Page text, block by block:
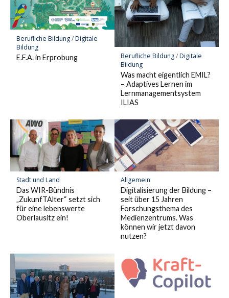
Berufliche Bildung/Digitale
Bildung
E.F.A. in Erprobung
Berufliche Bildung/Digitale
Bildung
Was macht eigentlich EMIL?
– Adaptives Lernen im
Lernmanagementsystem
ILIAS
Stadt und Land
Das WIR-Bündnis
„ZukunfTAlter“ setzt sich
für eine lebenswerte
Oberlausitz ein!
Allgemein
Digitalisierung der Bildung –
seit über 15 Jahren
Forschungsthema des
Medienzentrums. Was
können wir jetzt davon
nutzen?